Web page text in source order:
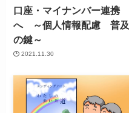
口座・マイナンバー連携
へ ～個人情報配慮 普及
の鍵～
2021.11.30